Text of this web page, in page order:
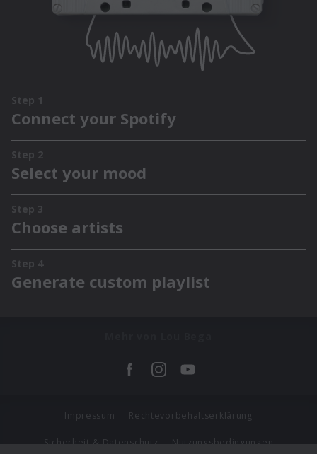
Impressum Rechtevorbehaltserklärung
Sicherheit & Datenschutz Nutzungsbedingungen